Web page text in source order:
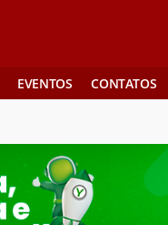
EVENTOS CONTATOS